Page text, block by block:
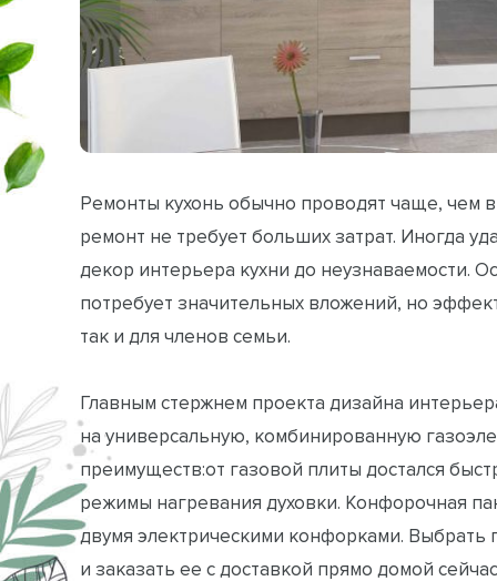
Ремонты кухонь обычно проводят чаще, чем
ремонт не требует больших затрат. Иногда
декор интерьера кухни до неузнаваемости.
потребует значительных вложений, но
так и для членов семьи.
Главным стержнем проекта дизайна
на универсальную, комбинированную
преимуществ:от газовой плиты достался
режимы нагревания духовки. Конфорочная
двумя электрическими конфорками.
и заказать ее с доставкой прямо домой